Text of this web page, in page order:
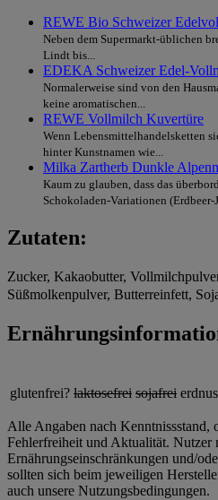
REWE Bio Schweizer
Neben dem Supermarkt-üblichen
Lindt bis...
EDEKA Schweizer Edel-
Normalerweise sind von den
keine aromatischen...
REWE Vollmilch Kuvertüre
Wenn Lebensmittelhandelsketten
hinter Kunstnamen wie...
Milka Zartherb Dunkle
Kaum zu glauben, dass das
Schokoladen-Variationen (Erdbeer-
Zutaten:
Zucker, Kakaobutter,
Süßmolkenpulver, Butterreinfett,
glutenfrei? laktosefrei sojafrei
Alle Angaben nach Kenntnissstand,
Fehlerfreiheit und Aktualität. Nutzer
Ernährungseinschränkungen und/
sollten sich beim jeweiligen
auch unsere Nutzungsbedingungen.